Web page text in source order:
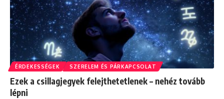
ÉRDEKESSÉGEK SZERELEM ÉS PÁRKAPCSOLAT
Ezek a csillagjegyek felejthetetlenek – nehéz tovább
lépni